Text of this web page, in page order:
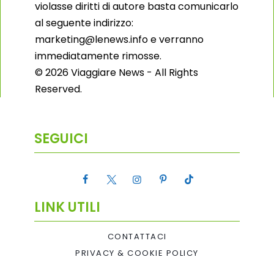
violasse diritti di autore basta comunicarlo
al seguente indirizzo:
marketing@lenews.info e verranno
immediatamente rimosse.
© 2026 Viaggiare News - All Rights
Reserved.
SEGUICI
LINK UTILI
CONTATTACI
PRIVACY & COOKIE POLICY